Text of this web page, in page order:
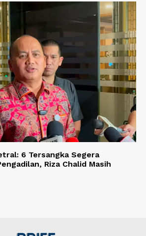
6 Tersangka Segera
Riza Chalid Masih